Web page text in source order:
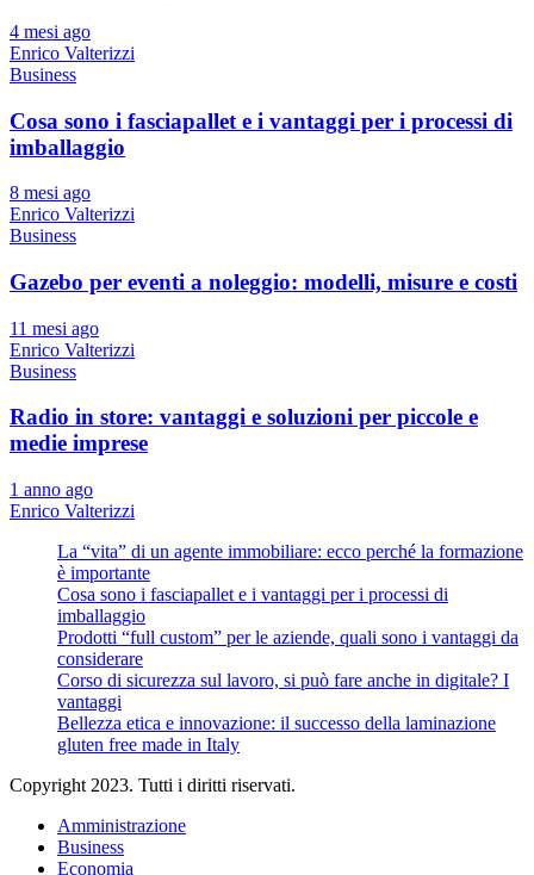
4 mesi ago
Enrico Valterizzi
Business
Cosa sono i fasciapallet e i vantaggi per i processi di
imballaggio
8 mesi ago
Enrico Valterizzi
Business
Gazebo per eventi a noleggio: modelli, misure e costi
11 mesi ago
Enrico Valterizzi
Business
Radio in store: vantaggi e soluzioni per piccole e
medie imprese
1 anno ago
Enrico Valterizzi
La “vita” di un agente immobiliare: ecco perché la formazione
è importante
Cosa sono i fasciapallet e i vantaggi per i processi di
imballaggio
Prodotti “full custom” per le aziende, quali sono i vantaggi da
considerare
Corso di sicurezza sul lavoro, si può fare anche in digitale? I
vantaggi
Bellezza etica e innovazione: il successo della laminazione
gluten free made in Italy
Copyright 2023. Tutti i diritti riservati.
Amministrazione
Business
Economia